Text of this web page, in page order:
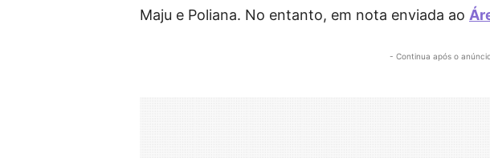
Maju e Poliana. No entanto, em nota enviada ao
- Continua após o